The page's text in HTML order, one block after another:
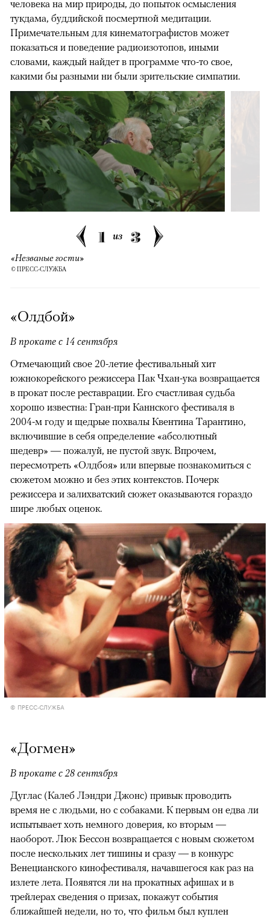
человека на мир природы, до попыток осмысления
тукдама, буддийской посмертной медитации.
Примечательным для кинематографистов может
показаться и поведение радиоизотопов, иными
словами, каждый найдет в программе что-то свое,
какими бы разными ни были зрительские симпатии.
1 из 3
«Незваные гости»
© ПРЕСС-СЛУЖБА
«Олдбой»
В прокате с 14 сентября
Отмечающий свое 20-летие фестивальный хит
южнокорейского режиссера Пак Чхан-ука возвращается
в прокат после реставрации. Его счастливая судьба
хорошо известна: Гран-при Каннского фестиваля в
2004-м году и щедрые похвалы Квентина Тарантино,
включившие в себя определение «абсолютный
шедевр» — пожалуй, не пустой звук. Впрочем,
пересмотреть «Олдбоя» или впервые познакомиться с
сюжетом можно и без этих контекстов. Почерк
режиссера и залихватский сюжет оказываются гораздо
шире любых оценок.
© ПРЕСС-СЛУЖБА
«Догмен»
В прокате с 28 сентября
Дуглас (Калеб Лэндри Джонс) привык проводить
время не с людьми, но с собаками. К первым он едва ли
испытывает хоть немного доверия, ко вторым —
наоборот. Люк Бессон возвращается с новым сюжетом
после нескольких лет тишины и сразу — в конкурс
Венецианского кинофестиваля, начавшегося как раз на
излете лета. Появятся ли на прокатных афишах и в
трейлерах сведения о призах, покажут события
ближайшей недели, но то, что фильм был куплен